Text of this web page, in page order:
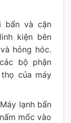
bẩn và cặn
kiện bên
hỏng hóc.
bộ phận
của máy
lạnh bẩn
mốc vào